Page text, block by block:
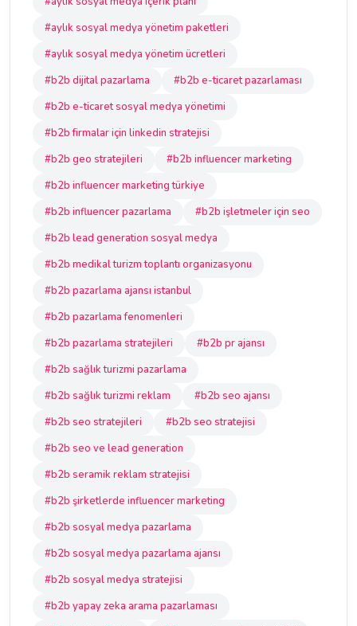
#aylık sosyal medya yönetim paketleri
#aylık sosyal medya yönetim ücretleri
#b2b dijital pazarlama
#b2b e-ticaret pazarlaması
#b2b e-ticaret sosyal medya yönetimi
#b2b firmalar için linkedin stratejisi
#b2b geo stratejileri
#b2b influencer marketing
#b2b influencer marketing türkiye
#b2b influencer pazarlama
#b2b işletmeler için seo
#b2b lead generation sosyal medya
#b2b medikal turizm toplantı organizasyonu
#b2b pazarlama ajansı istanbul
#b2b pazarlama fenomenleri
#b2b pazarlama stratejileri
#b2b pr ajansı
#b2b sağlık turizmi pazarlama
#b2b sağlık turizmi reklam
#b2b seo ajansı
#b2b seo stratejileri
#b2b seo stratejisi
#b2b seo ve lead generation
#b2b seramik reklam stratejisi
#b2b şirketlerde influencer marketing
#b2b sosyal medya pazarlama
#b2b sosyal medya pazarlama ajansı
#b2b sosyal medya stratejisi
#b2b yapay zeka arama pazarlaması